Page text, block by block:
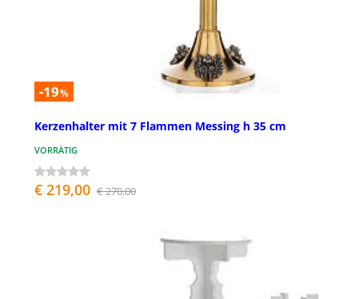
-19%
Kerzenhalter mit 7 Flammen Messing h 35 cm
VORRÄTIG
€ 219,00 € 270,00